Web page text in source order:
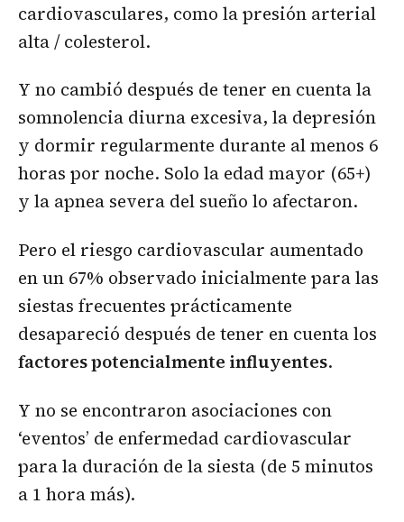
cardiovasculares, como la presión arterial
alta / colesterol.
Y no cambió después de tener en cuenta la
somnolencia diurna excesiva, la depresión
y dormir regularmente durante al menos 6
horas por noche. Solo la edad mayor (65+)
y la apnea severa del sueño lo afectaron.
Pero el riesgo cardiovascular aumentado
en un 67% observado inicialmente para las
siestas frecuentes prácticamente
desapareció después de tener en cuenta los
factores potencialmente influyentes.
Y no se encontraron asociaciones con
‘eventos’ de enfermedad cardiovascular
para la duración de la siesta (de 5 minutos
a 1 hora más).